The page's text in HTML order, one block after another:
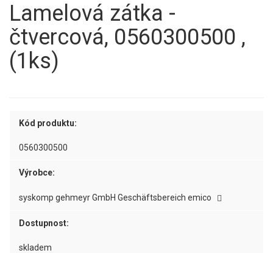
Lamelová zátka -
čtvercová, 0560300500 ,
(1ks)
Kód produktu:
0560300500
Výrobce:
syskomp gehmeyr GmbH Geschäftsbereich emico
Dostupnost:
skladem